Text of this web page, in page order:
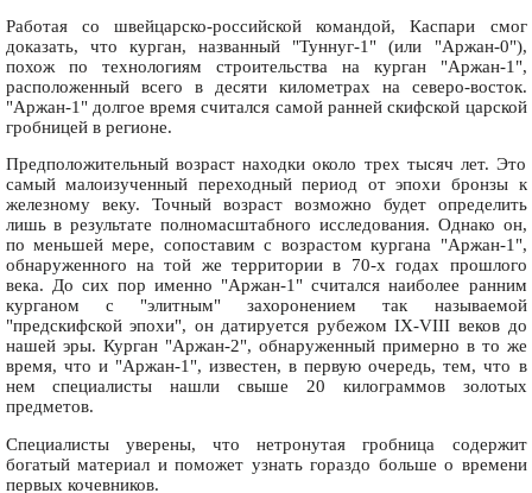
Работая со швейцарско-российской командой, Каспари смог
доказать, что курган, названный "Туннуг-1" (или "Аржан-0"),
похож по технологиям строительства на курган "Аржан-1",
расположенный всего в десяти километрах на северо-восток.
"Аржан-1" долгое время считался самой ранней скифской царской
гробницей в регионе.
Предположительный возраст находки около трех тысяч лет. Это
самый малоизученный переходный период от эпохи бронзы к
железному веку. Точный возраст возможно будет определить
лишь в результате полномасштабного исследования. Однако он,
по меньшей мере, сопоставим с возрастом кургана "Аржан-1",
обнаруженного на той же территории в 70-х годах прошлого
века. До сих пор именно "Аржан-1" считался наиболее ранним
курганом с "элитным" захоронением так называемой
"предскифской эпохи", он датируется рубежом IX-VIII веков до
нашей эры. Курган "Аржан-2", обнаруженный примерно в то же
время, что и "Аржан-1", известен, в первую очередь, тем, что в
нем специалисты нашли свыше 20 килограммов золотых
предметов.
Специалисты уверены, что нетронутая гробница содержит
богатый материал и поможет узнать гораздо больше о времени
первых кочевников.